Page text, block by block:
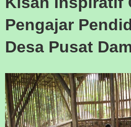
Pengajar
Desa Pusat